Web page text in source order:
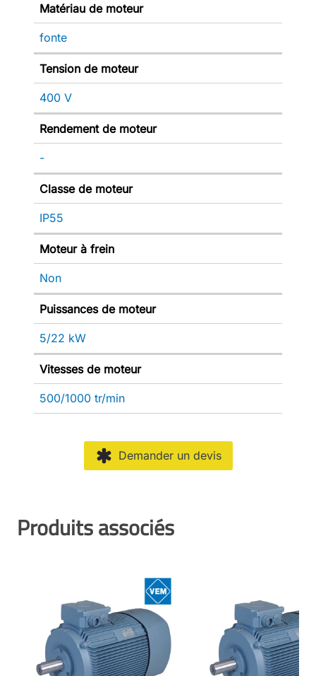
Matériau de moteur
fonte
Tension de moteur
400 V
Rendement de moteur
-
Classe de moteur
IP55
Moteur à frein
Non
Puissances de moteur
5/22 kW
Vitesses de moteur
500/1000 tr/min
Demander un devis
Produits associés